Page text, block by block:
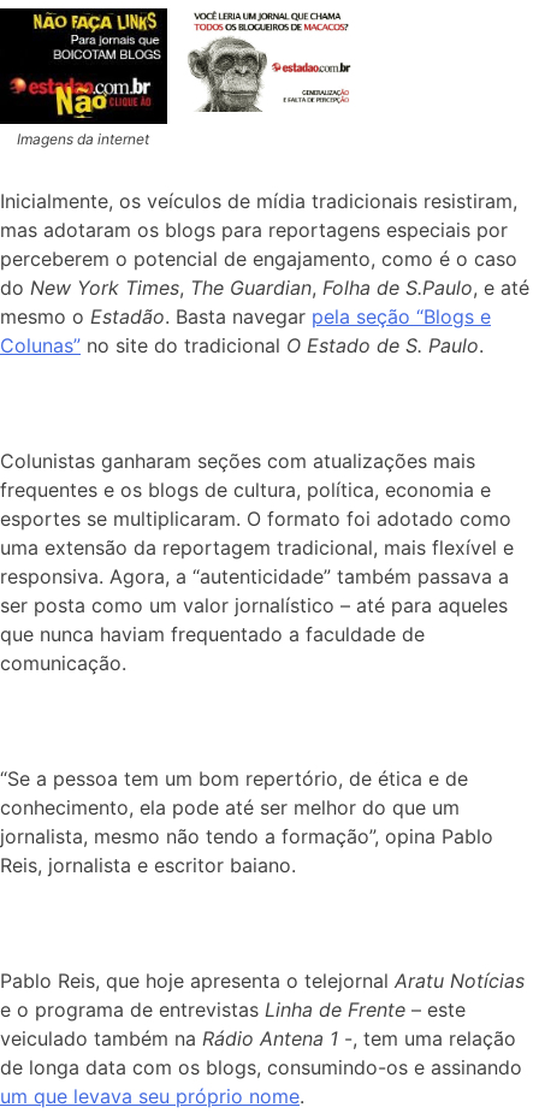
Imagens da internet
Inicialmente, os veículos de mídia tradicionais resistiram,
mas adotaram os blogs para reportagens especiais por
perceberem o potencial de engajamento, como é o caso
do New York Times, The Guardian, Folha de S.Paulo, e até
mesmo o Estadão. Basta navegar pela seção “Blogs e
Colunas” no site do tradicional O Estado de S. Paulo.
Colunistas ganharam seções com atualizações mais
frequentes e os blogs de cultura, política, economia e
esportes se multiplicaram. O formato foi adotado como
uma extensão da reportagem tradicional, mais flexível e
responsiva. Agora, a “autenticidade” também passava a
ser posta como um valor jornalístico – até para aqueles
que nunca haviam frequentado a faculdade de
comunicação.
“Se a pessoa tem um bom repertório, de ética e de
conhecimento, ela pode até ser melhor do que um
jornalista, mesmo não tendo a formação”, opina Pablo
Reis, jornalista e escritor baiano.
Pablo Reis, que hoje apresenta o telejornal Aratu Notícias
e o programa de entrevistas Linha de Frente – este
veiculado também na Rádio Antena 1 -, tem uma relação
de longa data com os blogs, consumindo-os e assinando
um que levava seu próprio nome.